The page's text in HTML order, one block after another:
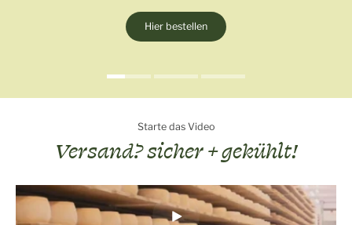
Hier bestellenKäseberater starten
Starte das Video
Versand? sicher + gekühlt!